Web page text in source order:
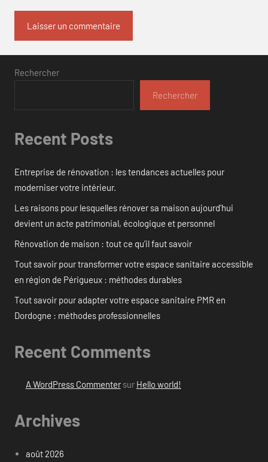
Rechercher
Rechercher
Recent Posts
Entreprise de rénovation : les tendances actuelles pour
moderniser votre intérieur.
Les raisons pour lesquelles rénover sa maison aujourd’hui
devient un acte patrimonial, écologique et personnel
Rénovation de maison : tout ce qu’il faut savoir
Tout savoir pour transformer votre espace sanitaire accessible
en région de Périgueux : méthodes durables
Tout savoir pour adapter votre espace sanitaire PMR en
Dordogne : méthodes professionnelles
Recent Comments
A WordPress Commentersur Hello world!
Archives
août 2026